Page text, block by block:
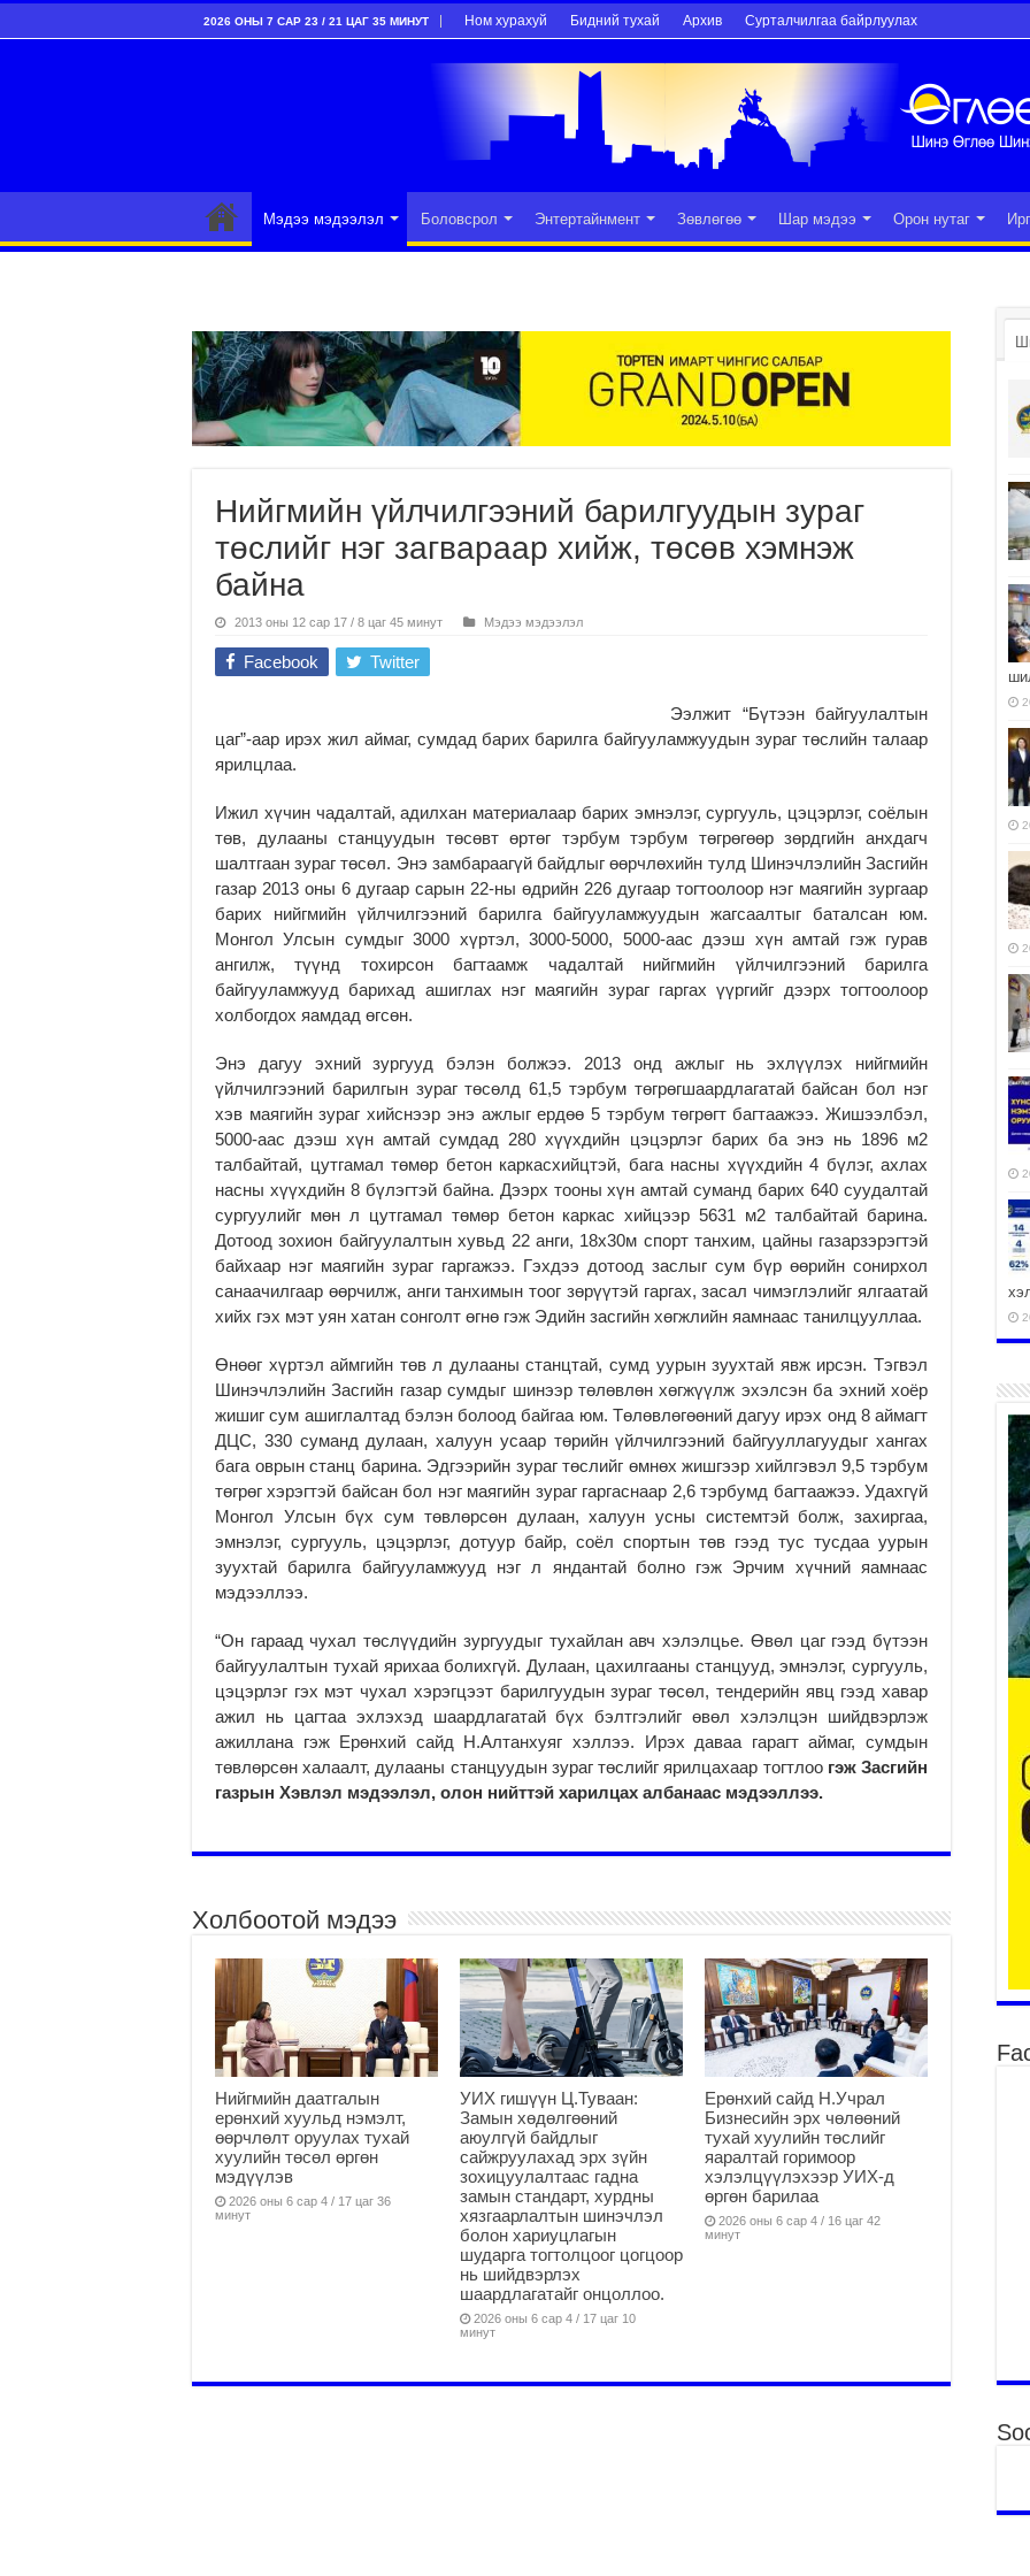
2026 ОНЫ 7 САР 23 / 21 ЦАГ 35 МИНУТ Ном хурахуй Бидний тухай Архив Сурталчилгаа байрлуулах
Мэдээ мэдээлэл Боловсрол Энтертайнмент Зөвлөгөө Шар мэдээ Орон нутаг
Нийгмийн үйлчилгээний барилгуудын зураг
төслийг нэг загвараар хийж, төсөв хэмнэж
байна
2013 оны 12 сар 17 / 8 цаг 45 минут Мэдээ мэдээлэл
Facebook Twitter
Ээлжит “Бүтээн байгуулалтын
цаг”-аар ирэх жил аймаг, сумдад барих барилга байгууламжуудын зураг төслийн талаар
ярилцлаа.
Ижил хүчин чадалтай, адилхан материалаар барих эмнэлэг, сургууль, цэцэрлэг, соёлын
төв, дулааны станцуудын төсөвт өртөг тэрбум тэрбум төгрөгөөр зөрдгийн анхдагч
шалтгаан зураг төсөл. Энэ замбараагүй байдлыг өөрчлөхийн тулд Шинэчлэлийн Засгийн
газар 2013 оны 6 дугаар сарын 22-ны өдрийн 226 дугаар тогтоолоор нэг маягийн зургаар
барих нийгмийн үйлчилгээний барилга байгууламжуудын жагсаалтыг баталсан юм.
Монгол Улсын сумдыг 3000 хүртэл, 3000-5000, 5000-аас дээш хүн амтай гэж гурав
ангилж, түүнд тохирсон багтаамж чадалтай нийгмийн үйлчилгээний барилга
байгууламжууд барихад ашиглах нэг маягийн зураг гаргах үүргийг дээрх тогтоолоор
холбогдох яамдад өгсөн.
Энэ дагуу эхний зургууд бэлэн болжээ. 2013 онд ажлыг нь эхлүүлэх нийгмийн
үйлчилгээний барилгын зураг төсөлд 61,5 тэрбум төгрөгшаардлагатай байсан бол нэг
хэв маягийн зураг хийснээр энэ ажлыг ердөө 5 тэрбум төгрөгт багтаажээ. Жишээлбэл,
5000-аас дээш хүн амтай сумдад 280 хүүхдийн цэцэрлэг барих ба энэ нь 1896 м2
талбайтай, цутгамал төмөр бетон каркасхийцтэй, бага насны хүүхдийн 4 бүлэг, ахлах
насны хүүхдийн 8 бүлэгтэй байна. Дээрх тооны хүн амтай суманд барих 640 суудалтай
сургуулийг мөн л цутгамал төмөр бетон каркас хийцээр 5631 м2 талбайтай барина.
Дотоод зохион байгуулалтын хувьд 22 анги, 18х30м спорт танхим, цайны газарзэрэгтэй
байхаар нэг маягийн зураг гаргажээ. Гэхдээ дотоод заслыг сум бүр өөрийн сонирхол
санаачилгаар өөрчилж, анги танхимын тоог зөрүүтэй гаргах, засал чимэглэлийг ялгаатай
хийх гэх мэт уян хатан сонголт өгнө гэж Эдийн засгийн хөгжлийн яамнаас танилцууллаа.
Өнөөг хүртэл аймгийн төв л дулааны станцтай, сумд уурын зуухтай явж ирсэн. Тэгвэл
Шинэчлэлийн Засгийн газар сумдыг шинээр төлөвлөн хөгжүүлж эхэлсэн ба эхний хоёр
жишиг сум ашиглалтад бэлэн болоод байгаа юм. Төлөвлөгөөний дагуу ирэх онд 8 аймагт
ДЦС, 330 суманд дулаан, халуун усаар төрийн үйлчилгээний байгууллагуудыг хангах
бага оврын станц барина. Эдгээрийн зураг төслийг өмнөх жишгээр хийлгэвэл 9,5 тэрбум
төгрөг хэрэгтэй байсан бол нэг маягийн зураг гаргаснаар 2,6 тэрбумд багтаажээ. Удахгүй
Монгол Улсын бүх сум төвлөрсөн дулаан, халуун усны системтэй болж, захиргаа,
эмнэлэг, сургууль, цэцэрлэг, дотуур байр, соёл спортын төв гээд тус тусдаа уурын
зуухтай барилга байгууламжууд нэг л яндантай болно гэж Эрчим хүчний яамнаас
мэдээллээ.
“Он гараад чухал төслүүдийн зургуудыг тухайлан авч хэлэлцье. Өвөл цаг гээд бүтээн
байгуулалтын тухай ярихаа болихгүй. Дулаан, цахилгааны станцууд, эмнэлэг, сургууль,
цэцэрлэг гэх мэт чухал хэрэгцээт барилгуудын зураг төсөл, тендерийн явц гээд хавар
ажил нь цагтаа эхлэхэд шаардлагатай бүх бэлтгэлийг өвөл хэлэлцэн шийдвэрлэж
ажиллана гэж Ерөнхий сайд Н.Алтанхуяг хэллээ. Ирэх даваа гарагт аймаг, сумдын
төвлөрсөн халаалт, дулааны станцуудын зураг төслийг ярилцахаар тогтлоо гэж Засгийн
газрын Хэвлэл мэдээлэл, олон нийттэй харилцах албанаас мэдээллээ.
Холбоотой мэдээ
Нийгмийн даатгалын
ерөнхий хуульд нэмэлт,
өөрчлөлт оруулах тухай
хуулийн төсөл өргөн
мэдүүлэв
2026 оны 6 сар 4 / 17 цаг 36
минут
УИХ гишүүн Ц.Туваан:
Замын хөдөлгөөний
аюулгүй байдлыг
сайжруулахад эрх зүйн
зохицуулалтаас гадна
замын стандарт, хурдны
хязгаарлалтын шинэчлэл
болон хариуцлагын
шударга тогтолцоог цогцоор
нь шийдвэрлэх
шаардлагатайг онцоллоо.
2026 оны 6 сар 4 / 17 цаг 10
минут
Ерөнхий сайд Н.Учрал
Бизнесийн эрх чөлөөний
тухай хуулийн төслийг
яаралтай горимоор
хэлэлцүүлэхээр УИХ-д
өргөн барилаа
2026 оны 6 сар 4 / 16 цаг 42
минут